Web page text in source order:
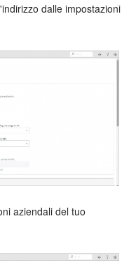
dalle impostazioni
aziendali del tuo